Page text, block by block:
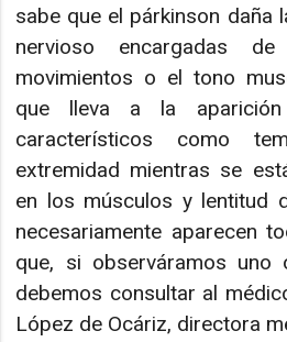
sabe que el párkinson daña
nervioso encargadas
movimientos o el tono
que lleva a la
característicos como
extremidad mientras se
en los músculos y lentitud
necesariamente aparecen
que, si observáramos
debemos consultar al
López de Ocáriz, directora